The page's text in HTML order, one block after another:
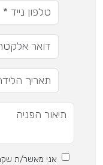
אני מאשר/ת